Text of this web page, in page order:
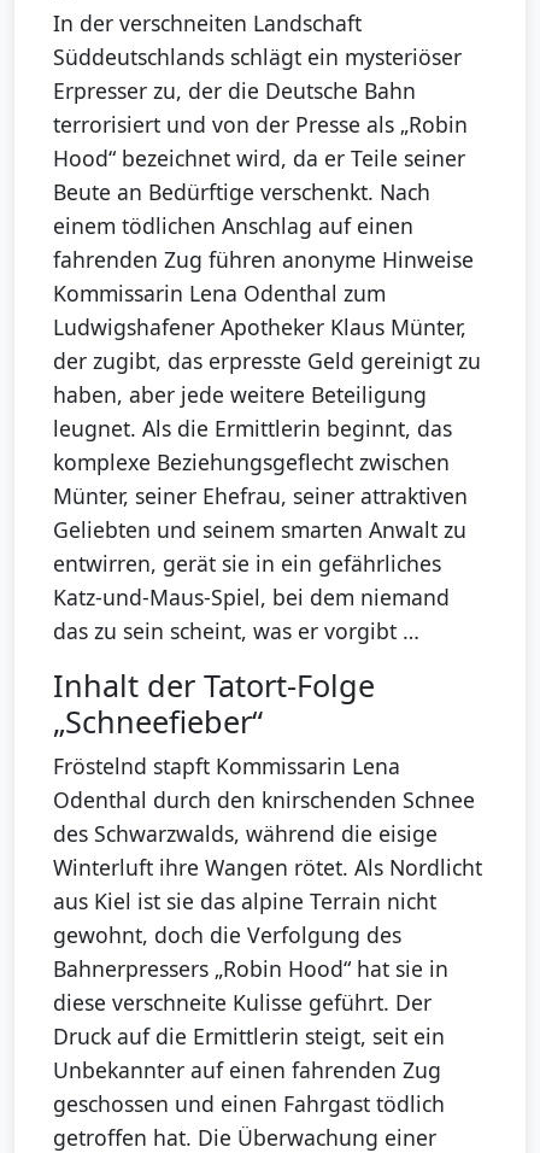
In der verschneiten Landschaft
Süddeutschlands schlägt ein mysteriöser
Erpresser zu, der die Deutsche Bahn
terrorisiert und von der Presse als „Robin
Hood“ bezeichnet wird, da er Teile seiner
Beute an Bedürftige verschenkt. Nach
einem tödlichen Anschlag auf einen
fahrenden Zug führen anonyme Hinweise
Kommissarin Lena Odenthal zum
Ludwigshafener Apotheker Klaus Münter,
der zugibt, das erpresste Geld gereinigt zu
haben, aber jede weitere Beteiligung
leugnet. Als die Ermittlerin beginnt, das
komplexe Beziehungsgeflecht zwischen
Münter, seiner Ehefrau, seiner attraktiven
Geliebten und seinem smarten Anwalt zu
entwirren, gerät sie in ein gefährliches
Katz-und-Maus-Spiel, bei dem niemand
das zu sein scheint, was er vorgibt …
Inhalt der Tatort-Folge
„Schneefieber“
Fröstelnd stapft Kommissarin Lena
Odenthal durch den knirschenden Schnee
des Schwarzwalds, während die eisige
Winterluft ihre Wangen rötet. Als Nordlicht
aus Kiel ist sie das alpine Terrain nicht
gewohnt, doch die Verfolgung des
Bahnerpressers „Robin Hood“ hat sie in
diese verschneite Kulisse geführt. Der
Druck auf die Ermittlerin steigt, seit ein
Unbekannter auf einen fahrenden Zug
geschossen und einen Fahrgast tödlich
getroffen hat. Die Überwachung einer